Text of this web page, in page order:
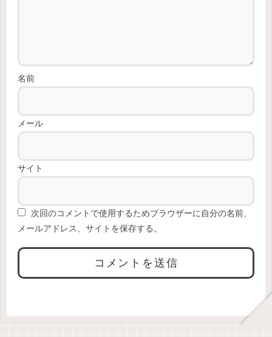
名前
メール
サイト
次回のコメントで使用するためブラウザーに自分の名前、
メールアドレス、サイトを保存する。